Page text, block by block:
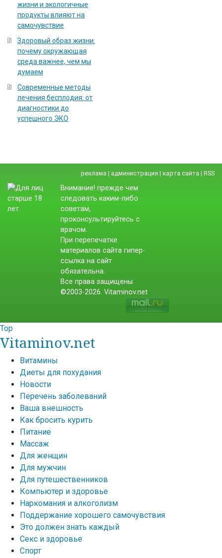
жизни и экологичные
продукты влияют на
самочувствие
Здоровый образ жизни:
почему окружающая
среда важнее, чем мы
думаем
Современные методы
лечения бесплодия: от
диагностики до
успешного ЭКО
реклама | администрация | карта сайта | RSS
Внимание! прежде чем
следовать каким-либо
советам,
проконсультируйтесь с
врачом.
При перепечатке
материалов сайта гипер-
ссылка на сайт
обязательна.
Все права защищены
©2003-2026. Vitaminov.net
Top
Vitaminov.net
Витамины
Диеты для похудания
Новости
Перечень заболеваний
Ваша внешность
Как бросить курить
Питание
Массаж
Для женщин
Для мужчин
Для путешественников
Компьютер и здоровье
Наркомания и алкоголизм
Поддержание хорошего самочувствия
Это должен знать каждый
Секс и здоровье
Спорт